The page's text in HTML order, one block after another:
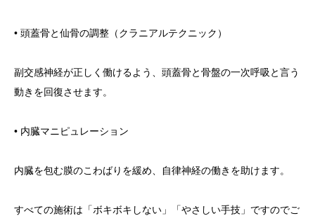
• 頭蓋骨と仙骨の調整（クラニアルテクニック）
副交感神経が正しく働けるよう、頭蓋骨と骨盤の一次呼吸と言う
動きを回復させます。
• 内臓マニピュレーション
内臓を包む膜のこわばりを緩め、自律神経の働きを助けます。
すべての施術は「ボキボキしない」「やさしい手技」ですのでご